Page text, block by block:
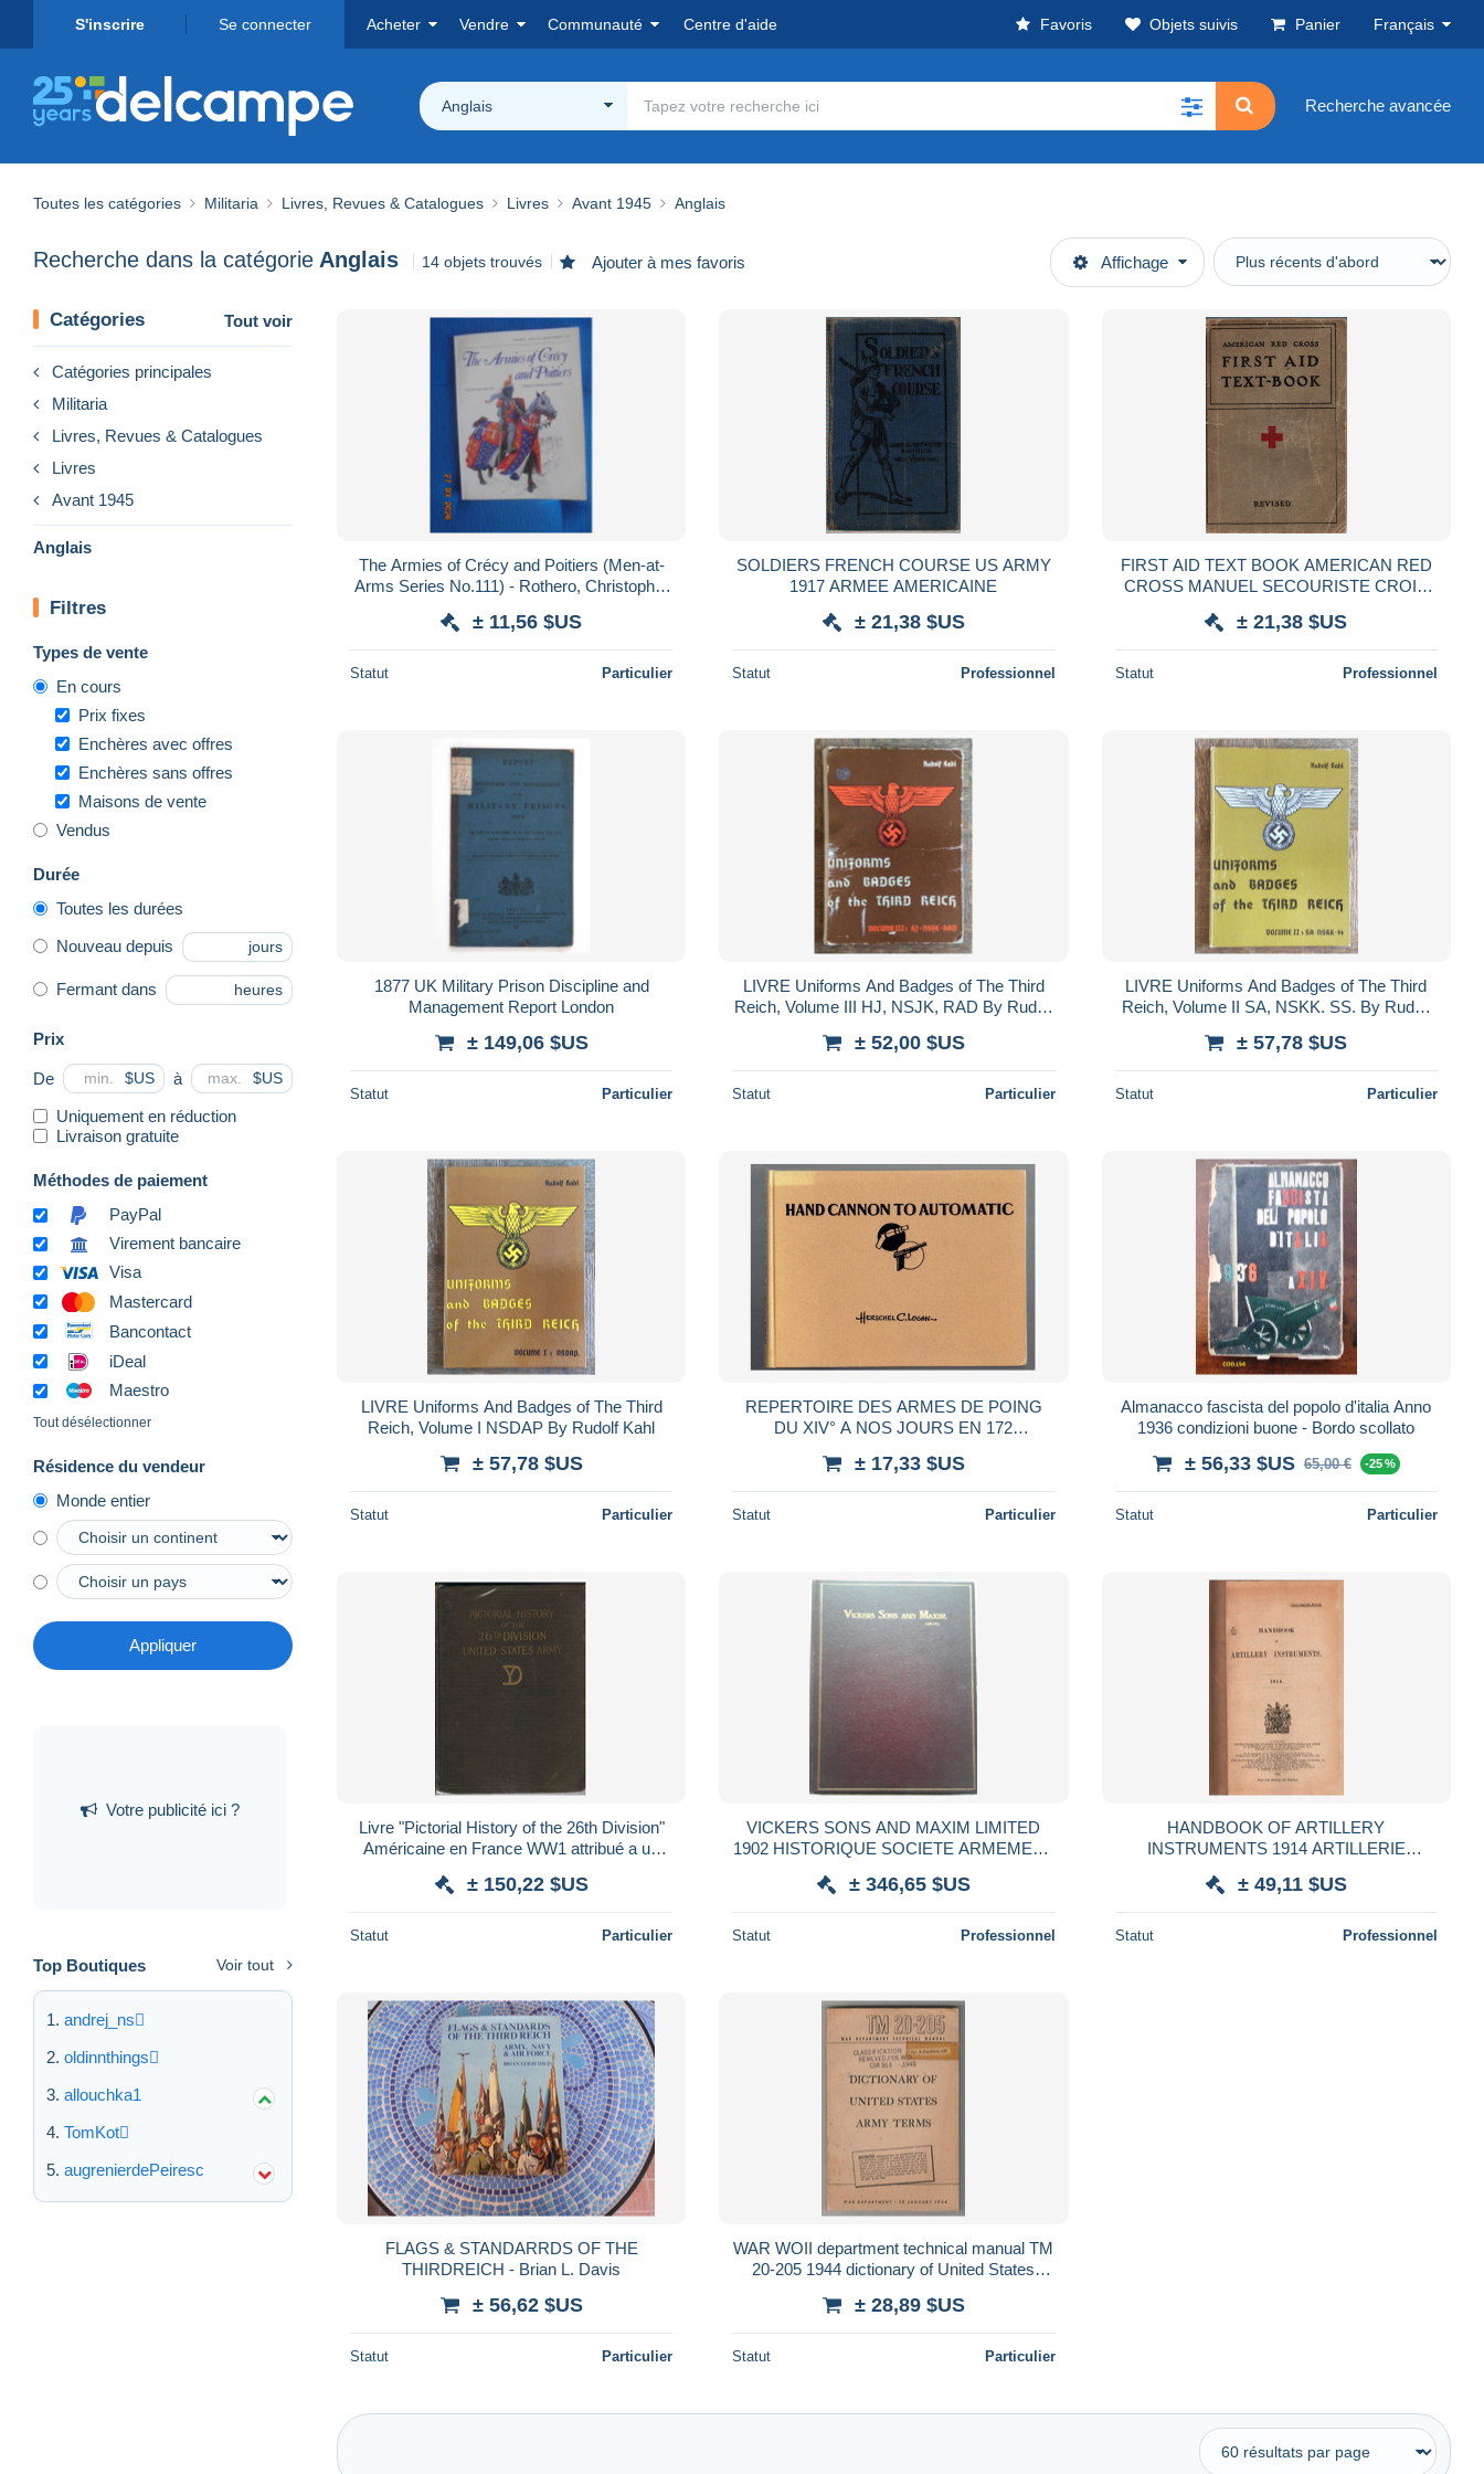
S'inscrire Se connecter Acheter Vendre Communauté Centre d'aide Favoris Objets suivis Panier Français
Anglais Recherche avancée
Toutes les catégories Militaria Livres, Revues & Catalogues Livres Avant 1945 Anglais
Recherche dans la catégorie Anglais 14 objets trouvés Ajouter à mes favoris Affichage
Catégories Tout voir
Catégories principales
Militaria
Livres, Revues & Catalogues
Livres
Avant 1945
Anglais
Filtres
Types de vente
En cours
Prix fixes
Enchères avec offres
Enchères sans offres
Maisons de vente
Vendus
Durée
Toutes les durées
Nouveau depuis jours
Fermant dans heures
Prix
De $US à $US
Uniquement en réduction
Livraison gratuite
Méthodes de paiement
PayPal
Virement bancaire
Visa
Mastercard
Bancontact
iDeal
Maestro
Tout désélectionner
Résidence du vendeur
Monde entier
Appliquer
Votre publicité ici ?
Top Boutiques Voir tout
andrej_ns
oldinnthings
allouchka1
TomKot
augrenierdePeiresc
The Armies of Crécy and Poitiers (Men-at-
Arms Series No.111) - Rothero, Christopher
± 11,56 $US
Statut Particulier
SOLDIERS FRENCH COURSE US ARMY
1917 ARMEE AMERICAINE
± 21,38 $US
Statut Professionnel
FIRST AID TEXT BOOK AMERICAN RED
CROSS MANUEL SECOURISTE CROIX
± 21,38 $US
Statut Professionnel
1877 UK Military Prison Discipline and
Management Report London
± 149,06 $US
Statut Particulier
LIVRE Uniforms And Badges of The Third
Reich, Volume III HJ, NSJK, RAD By Rudolf
± 52,00 $US
Statut Particulier
LIVRE Uniforms And Badges of The Third
Reich, Volume II SA, NSKK. SS. By Rudolf
± 57,78 $US
Statut Particulier
LIVRE Uniforms And Badges of The Third
Reich, Volume I NSDAP By Rudolf Kahl
± 57,78 $US
Statut Particulier
REPERTOIRE DES ARMES DE POING
DU XIV° A NOS JOURS EN 172
AUTOMATIC 1944 HAND ARMS
± 17,33 $US
Statut Particulier
Almanacco fascista del popolo d'italia Anno
1936 condizioni buone - Bordo scollato
± 56,33 $US 65,00 € -25 %
Statut Particulier
Livre "Pictorial History of the 26th Division"
Américaine en France WW1 attribué a un
± 150,22 $US
Statut Particulier
VICKERS SONS AND MAXIM LIMITED
1902 HISTORIQUE SOCIETE ARMEMENT
± 346,65 $US
Statut Professionnel
HANDBOOK OF ARTILLERY
INSTRUMENTS 1914 ARTILLERIE
BINOCULAIRE SYSTEME VISEE
TELEMETRE
± 49,11 $US
Statut Professionnel
FLAGS & STANDARRDS OF THE
THIRDREICH - Brian L. Davis
± 56,62 $US
Statut Particulier
WAR WOII department technical manual TM
20-205 1944 dictionary of United States
± 28,89 $US
Statut Particulier